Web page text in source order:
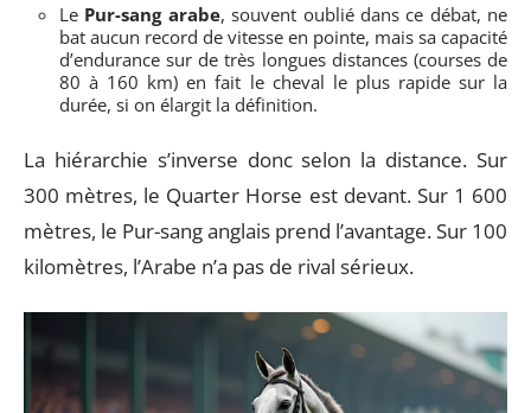
Le Pur-sang arabe, souvent oublié dans ce débat, ne
bat aucun record de vitesse en pointe, mais sa capacité
d’endurance sur de très longues distances (courses de
80 à 160 km) en fait le cheval le plus rapide sur la
durée, si on élargit la définition.
La hiérarchie s’inverse donc selon la distance. Sur
300 mètres, le Quarter Horse est devant. Sur 1 600
mètres, le Pur-sang anglais prend l’avantage. Sur 100
kilomètres, l’Arabe n’a pas de rival sérieux.